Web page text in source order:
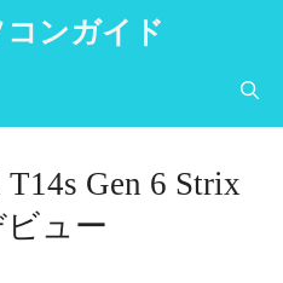
ンガイド
Gen 6 Strix
ュー